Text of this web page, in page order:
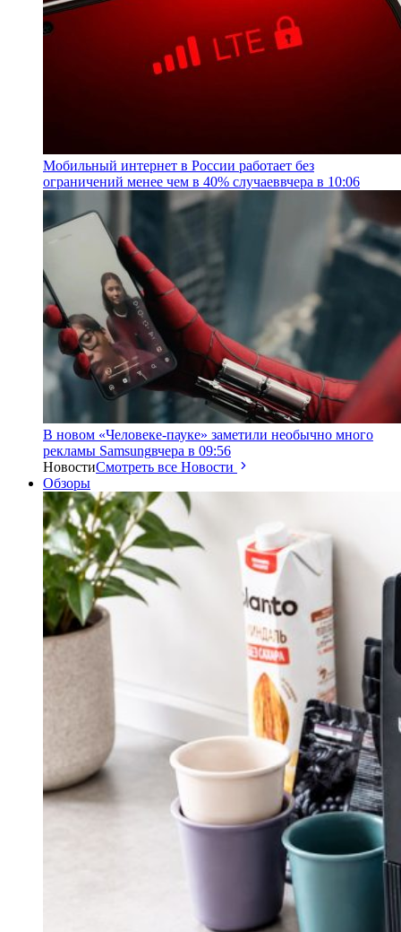
Мобильный интернет в России работает без
ограничений менее чем в 40% случаеввчера в 10:06
В новом «Человеке-пауке» заметили необычно много
рекламы Samsungвчера в 09:56
НовостиСмотреть все Новости
Обзоры